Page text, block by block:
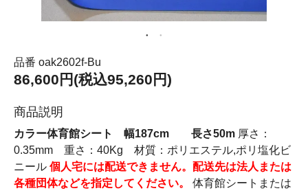
品番 oak2602f-Bu
86,600円(税込95,260円)
商品説明
カラー体育館シート 幅187cm 長さ50m 厚さ：
0.35mm 重さ：40Kg 材質：ポリエステル,ポリ塩化ビ
ニール 個人宅には配送できません。配送先は法人または
各種団体などを指定してください。
体育館シートまたは